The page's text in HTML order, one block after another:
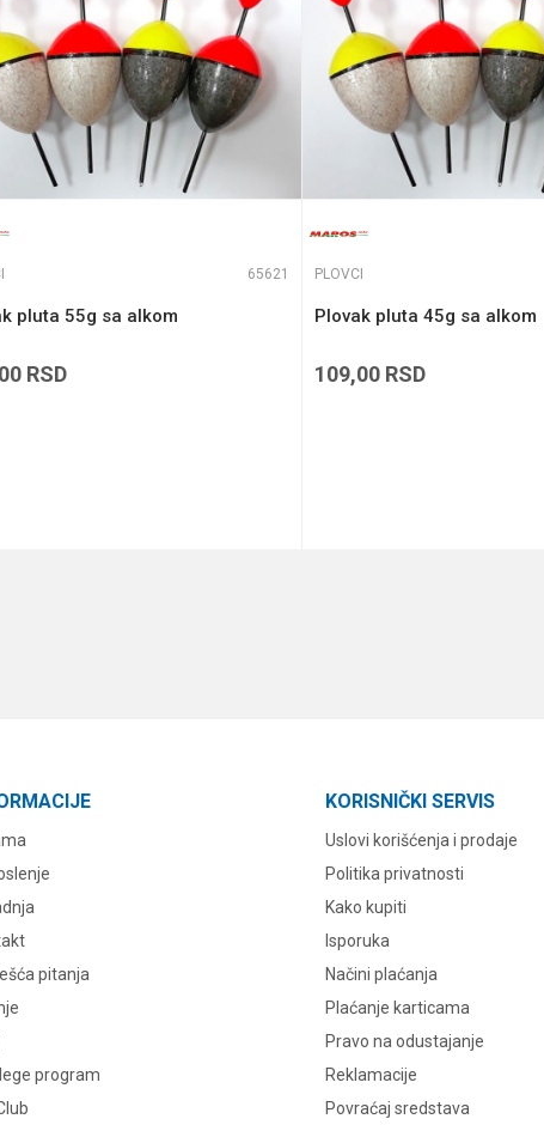
65621
pluta 55g sa alkom
RSD
PLOVCI
Plovak pluta 45g sa alkom
109,00 RSD
pitanja
program
KORISNIČKI SERVIS
Uslovi korišćenja i prodaje
Politika privatnosti
Kako kupiti
Isporuka
Načini plaćanja
Plaćanje karticama
Pravo na odustajanje
Reklamacije
Povraćaj sredstava